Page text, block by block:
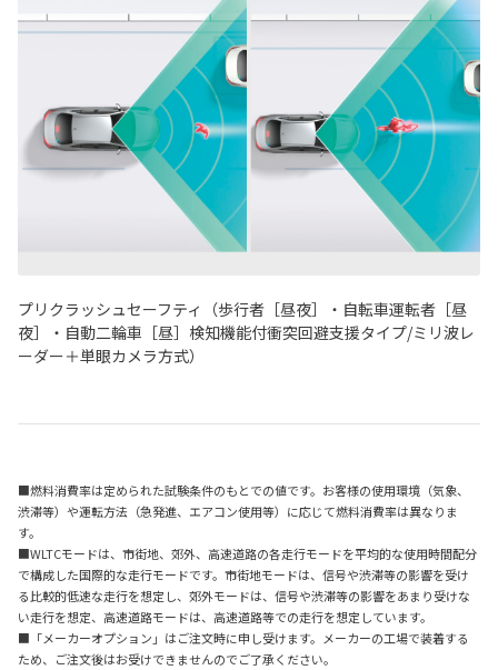
プリクラッシュセーフティ（歩行者［昼夜］・自転車運転者［昼
夜］・自動二輪車［昼］検知機能付衝突回避支援タイプ/ミリ波レ
ーダー＋単眼カメラ方式）
■燃料消費率は定められた試験条件のもとでの値です。お客様の使用環境（気象、
渋滞等）や運転方法（急発進、エアコン使用等）に応じて燃料消費率は異なりま
す。
■WLTCモードは、市街地、郊外、高速道路の各走行モードを平均的な使用時間配分
で構成した国際的な走行モードです。市街地モードは、信号や渋滞等の影響を受け
る比較的低速な走行を想定し、郊外モードは、信号や渋滞等の影響をあまり受けな
い走行を想定、高速道路モードは、高速道路等での走行を想定しています。
■「メーカーオプション」はご注文時に申し受けます。メーカーの工場で装着する
ため、ご注文後はお受けできませんのでご了承ください。